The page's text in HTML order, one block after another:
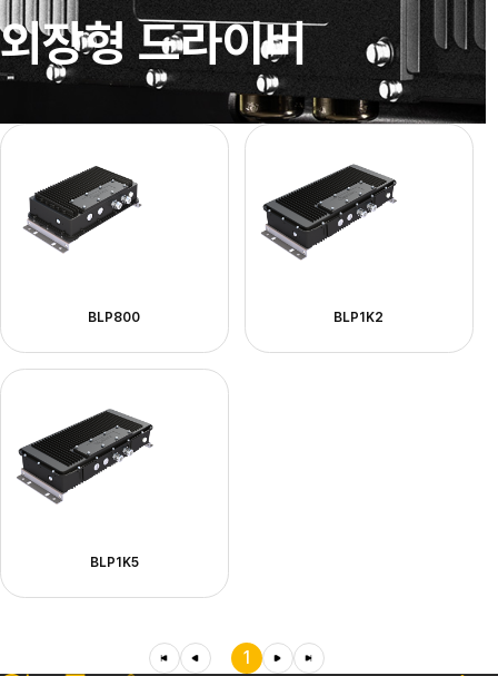
외장형 드라이버
BLP800 BLP1K2
BLP1K5
1